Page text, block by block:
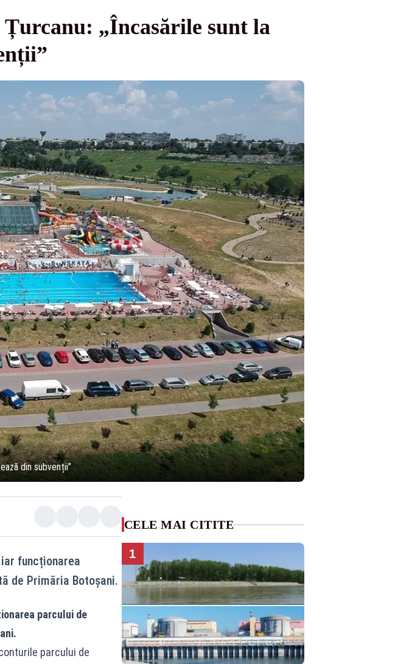
„Încasările sunt la
din subvenții”
funcționarea
de Primăria Botoșani.
parcului de
parcului de
CELE MAI CITITE
1